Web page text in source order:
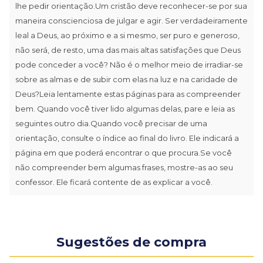
lhe pedir orientação.Um cristão deve reconhecer-se por sua
maneira conscienciosa de julgar e agir. Ser verdadeiramente
leal a Deus, ao próximo e a si mesmo, ser puro e generoso,
não será, de resto, uma das mais altas satisfações que Deus
pode conceder a você? Não é o melhor meio de irradiar-se
sobre as almas e de subir com elas na luz e na caridade de
Deus?Leia lentamente estas páginas para as compreender
bem. Quando você tiver lido algumas delas, pare e leia as
seguintes outro dia.Quando você precisar de uma
orientação, consulte o índice ao final do livro. Ele indicará a
página em que poderá encontrar o que procura.Se você
não compreender bem algumas frases, mostre-as ao seu
confessor. Ele ficará contente de as explicar a você.
Sugestões de compra